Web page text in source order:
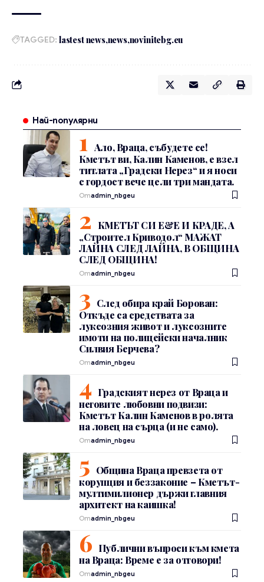
TAGGED: lastest news news novinitebg.eu
Най-популярни
Ало, Враца, събудете се!
Кметът ви, Калин Каменов, е взел
титлата „Градски Нерез“ и я носи
с гордост вече цели три мандата.
Отadmin_nbgeu
КМЕТЪТ СИ Е&Е И КРАДЕ, А
„Строител Криводол“ МАЖАТ
ЛАЙНА СЛЕД ЛАЙНА, В ОБЩИНА
СЛЕД ОБЩИНА!
Отadmin_nbgeu
След обира край Борован:
Откъде са средствата за
луксозния живот и луксозните
имоти на полицейски началник
Силвия Берчева?
Отadmin_nbgeu
Градският нерез от Враца и
неговите любовни подвизи:
Кметът Калин Каменов в ролята
на ловец на сърца (и не само).
Отadmin_nbgeu
Община Враца превзета от
корупция и беззаконие – Кметът-
мултимилионер държи главния
архитект на каишка!
Отadmin_nbgeu
Публични въпроси към кмета
на Враца: Време е за отговори!
Отadmin_nbgeu